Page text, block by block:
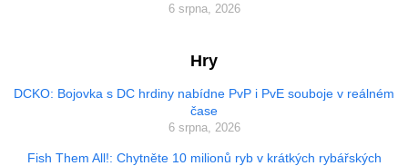
6 srpna, 2026
Hry
DCKO: Bojovka s DC hrdiny nabídne PvP i PvE souboje v reálném
čase
6 srpna, 2026
Fish Them All!: Chytněte 10 milionů ryb v krátkých rybářských